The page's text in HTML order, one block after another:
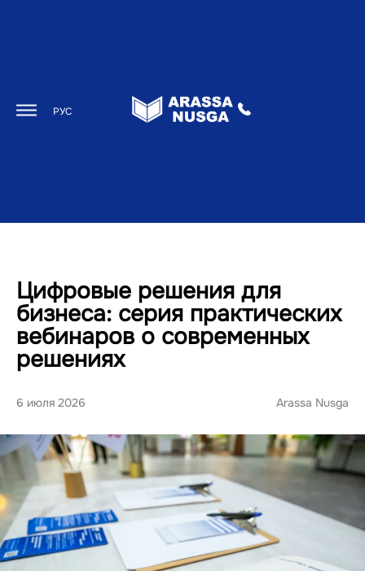
РУС
Цифровые решения для
бизнеса: серия практических
вебинаров о современных
решениях
6 июля 2026 Arassa Nusga